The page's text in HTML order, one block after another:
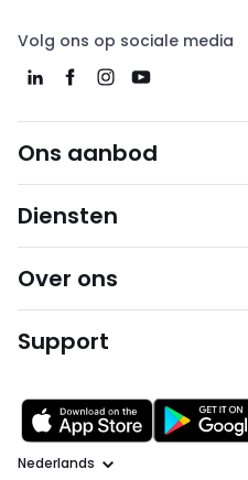
Volg ons op sociale media
Ons aanbod
Diensten
Over ons
Support
Taal